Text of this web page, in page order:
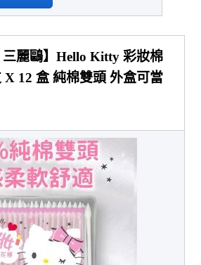
三麗鷗】Hello Kitty 彩妝棉
X 12 盒 純棉雙頭 外盒可當